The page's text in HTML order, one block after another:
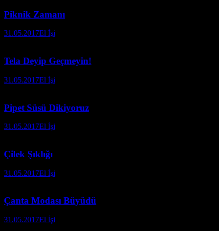
Piknik Zamanı
31.05.2017El İşi
Tela Deyip Geçmeyin!
31.05.2017El İşi
Pipet Süsü Dikiyoruz
31.05.2017El İşi
Çilek Şıklığı
31.05.2017El İşi
Çanta Modası Büyüdü
31.05.2017El İşi